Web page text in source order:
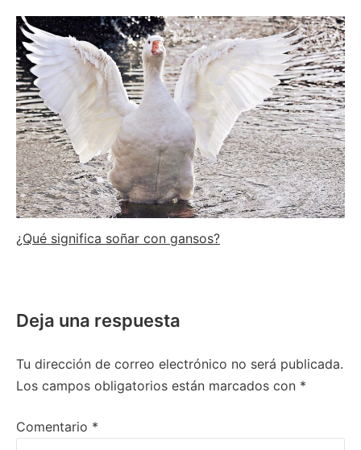
¿Qué significa soñar con gansos?
Deja una respuesta
Tu dirección de correo electrónico no será publicada.
Los campos obligatorios están marcados con *
Comentario *